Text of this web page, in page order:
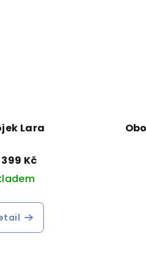
Lara
399 Kč